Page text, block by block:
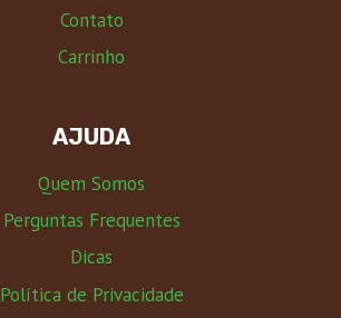
Contato
Carrinho
AJUDA
Quem Somos
Perguntas Frequentes
Dicas
Política de Privacidade